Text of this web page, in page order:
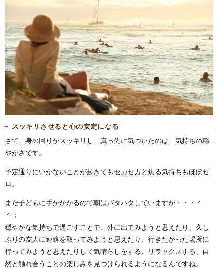
スッキリさせると心の安定になる
さて、身の回りがスッキリし、真っ先に気づいたのは、気持ちの穏
やかさです。
予定通りにいかないことが起きてもセカセカと焦る気持ちもほぼゼ
ロ。
まだ子どもに手がかかるので朝はバタバタしていますが・・・＾
＾；
穏やかな気持ちで過ごすことで、外に出てみようと思えたり、久し
ぶりの友人に連絡を取ってみようと思えたり、行きたかった場所に
行ってみようと思えたりして気晴らしをする、リラックスする、自
然と触れ合うことの楽しみを見つけられるようになるんですね。